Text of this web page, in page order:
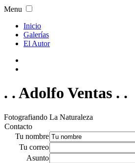
Menu
Inicio
Galerías
El Autor
. . Adolfo Ventas . .
Fotografiando La Naturaleza
Contacto
Tu nombre
Tu correo
Asunto